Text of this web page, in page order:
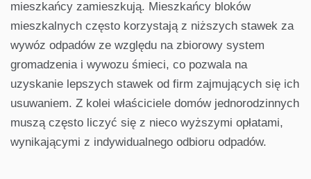
mieszkańcy zamieszkują. Mieszkańcy bloków
mieszkalnych często korzystają z niższych stawek za
wywóz odpadów ze względu na zbiorowy system
gromadzenia i wywozu śmieci, co pozwala na
uzyskanie lepszych stawek od firm zajmujących się ich
usuwaniem. Z kolei właściciele domów jednorodzinnych
muszą często liczyć się z nieco wyższymi opłatami,
wynikającymi z indywidualnego odbioru odpadów.